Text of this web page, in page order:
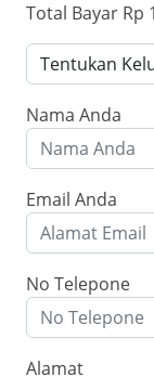
Total Bayar Rp
Nama Anda
Email Anda
No Telepone
Alamat